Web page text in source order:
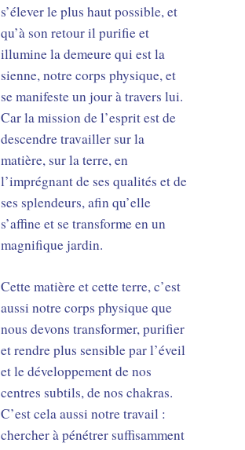
s’élever le plus haut possible, et
qu’à son retour il purifie et
illumine la demeure qui est la
sienne, notre corps physique, et
se manifeste un jour à travers lui.
Car la mission de l’esprit est de
descendre travailler sur la
matière, sur la terre, en
l’imprégnant de ses qualités et de
ses splendeurs, afin qu’elle
s’affine et se transforme en un
magnifique jardin.
Cette matière et cette terre, c’est
aussi notre corps physique que
nous devons transformer, purifier
et rendre plus sensible par l’éveil
et le développement de nos
centres subtils, de nos chakras.
C’est cela aussi notre travail :
chercher à pénétrer suffisamment